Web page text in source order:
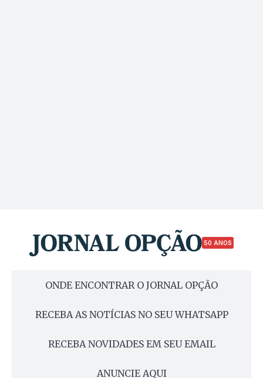
50 ANOS
ONDE ENCONTRAR O JORNAL OPÇÃO
RECEBA AS NOTÍCIAS NO SEU WHATSAPP
RECEBA NOVIDADES EM SEU EMAIL
ANUNCIE AQUI